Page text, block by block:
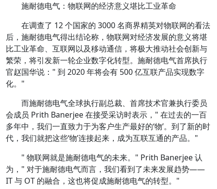
施耐德电气：物联网的经济意义堪比工业革命
在调查了 12 个国家的 3000 名商界精英对物联网的看法
后，施耐德电气得出结论称，物联网对经济发展的意义将堪
比工业革命、互联网以及移动通信，将极大推动社会创新与
繁荣，将引发新一轮企业数字化转型。施耐德电气首席执行
官赵国华说：" 到 2020 年将会有 500 亿互联产品实现数字
化。"
而施耐德电气全球执行副总裁、首席技术官兼执行委员
会成员 Prith Banerjee 在接受采访时表示，" 在过去的一百
多年中，我们一直致力于为客户生产最好的‘物’。到了新的时
代，我们就把这些‘物’连接起来，成为互联互通的产品。"
" 物联网就是施耐德电气的未来。" Prith Banerjee 认
为，" 对于施耐德电气而言，我们看到了未来发展趋势——
IT 与 OT 的融合，这也将促成施耐德电气的转型。"